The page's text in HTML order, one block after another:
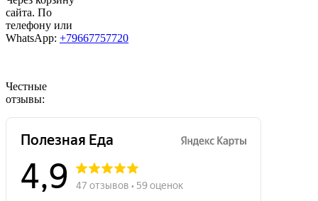
сайта. По
телефону или
WhatsApp: +79667757720
Честные
отзывы: